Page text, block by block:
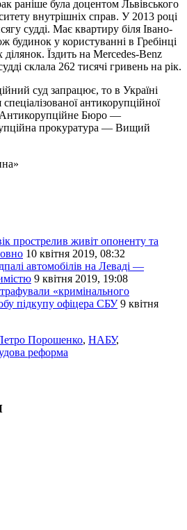
раніше була доцентом Львівського
внутрішніх справ. У 2013 році
судді. Має квартиру біля Івано-
будинок у користуванні в Гребінці
ділянок. Їздить на Mercedes-Benz
склала 262 тисячі гривень на рік.
суд запрацює, то в Україні
антикорупційної
Антикорупційне Бюро —
прокуратура — Вищий
прострелив живіт опоненту та
10 квітня 2019, 08:32
автомобілів на Леваді —
9 квітня 2019, 19:08
«кримінального
підкупу офіцера СБУ 9 квітня
Порошенко, НАБУ,
реформа